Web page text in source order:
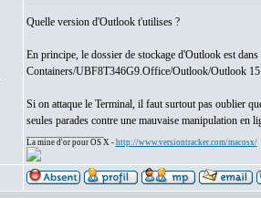
Quelle version d'Outlook t'utilises ?
En principe, le dossier de stockage d'Outlook est
Containers/UBF8T346G9.Office/Outlook/Outlook
Si on attaque le Terminal, il faut surtout pas oublier
seules parades contre une mauvaise manipulation en
La mine d'or pour OS X - http://www.versiontracker.com/macosx/